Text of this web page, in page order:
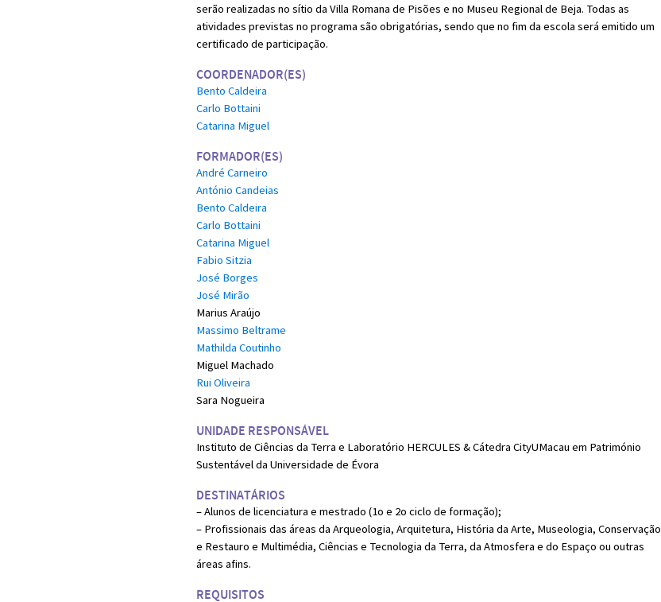
serão realizadas no sítio da Villa Romana de Pisões e no Museu Regional de Beja. Todas as
atividades previstas no programa são obrigatórias, sendo que no fim da escola será emitido um
certificado de participação.
COORDENADOR(ES)
Bento Caldeira
Carlo Bottaini
Catarina Miguel
FORMADOR(ES)
André Carneiro
António Candeias
Bento Caldeira
Carlo Bottaini
Catarina Miguel
Fabio Sitzia
José Borges
José Mirão
Marius Araújo
Massimo Beltrame
Mathilda Coutinho
Miguel Machado
Rui Oliveira
Sara Nogueira
UNIDADE RESPONSÁVEL
Instituto de Ciências da Terra e Laboratório HERCULES & Cátedra CityUMacau em Património
Sustentável da Universidade de Évora
DESTINATÁRIOS
– Alunos de licenciatura e mestrado (1o e 2o ciclo de formação);
– Profissionais das áreas da Arqueologia, Arquitetura, História da Arte, Museologia, Conservação
e Restauro e Multimédia, Ciências e Tecnologia da Terra, da Atmosfera e do Espaço ou outras
áreas afins.
REQUISITOS